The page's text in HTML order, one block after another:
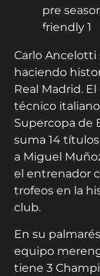
Carlo Ancelotti
haciendo
Real Madrid.
técnico
Supercopa de
suma 14
a Miguel
el entrenador
trofeos en la
club.
En su
equipo
tiene 3